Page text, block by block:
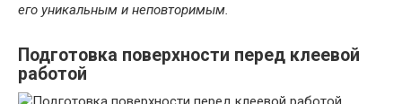
его уникальным и неповторимым.
Подготовка поверхности перед клеевой
работой